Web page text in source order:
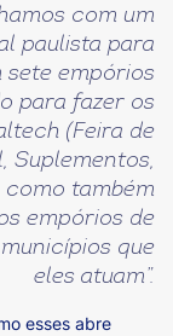
com um
paulista para
empórios
para fazer os
(Feira de
Suplementos,
como também
empórios de
que
eles atuam”.
esses abre